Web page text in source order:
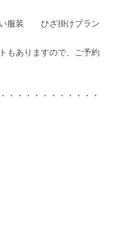
服装 ひざ掛けブラン
もありますので、ご予約
・・・・・・・・・・・